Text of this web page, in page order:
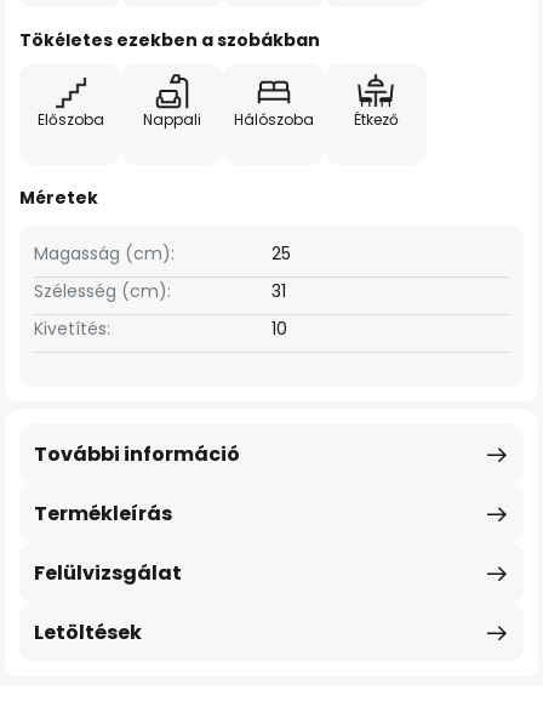
Tökéletes ezekben a szobákban
Előszoba Nappali Hálószoba Étkező
Méretek
Szélesség (cm): 31
Magasság (cm): 25
Kivetítés: 10
Termékleírás
További információ
Felülvizsgálat
Letöltések